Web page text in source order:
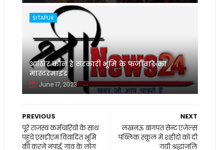
SITAPUR
आखिर कौन है सरकारी भूमि के फर्जीवाड़े का
मास्टरमाइंड
June 17, 2023
NEXT
लखनऊ बागपत सेन्ट एंजेल्स
पब्लिक स्कूल में शहीदों को दी
गयी श्रद्धांजलि
PREVIOUS
पूरे राजस्व कर्मचारियों के साथ
पहुंचे एसडीएम विवादित भूमि
की करने नपाई, गांव के लोग